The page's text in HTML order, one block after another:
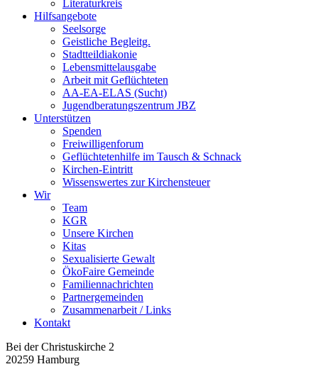
Literaturkreis
Hilfsangebote
Seelsorge
Geistliche Begleitg.
Stadtteildiakonie
Lebensmittelausgabe
Arbeit mit Geflüchteten
AA-EA-ELAS (Sucht)
Jugendberatungs­zentrum JBZ
Unterstützen
Spenden
Freiwilligenforum
Geflüchtetenhilfe im Tausch & Schnack
Kirchen-Eintritt
Wissenswertes zur Kirchensteuer
Wir
Team
KGR
Unsere Kirchen
Kitas
Sexualisierte Gewalt
ÖkoFaire Gemeinde
Familiennachrichten
Partnergemeinden
Zusammenarbeit / Links
Kontakt
Bei der Christuskirche 2
20259 Hamburg